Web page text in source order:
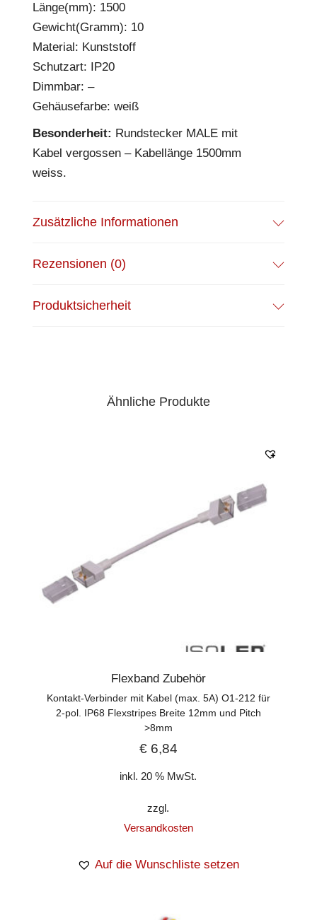
Länge(mm): 1500
Gewicht(Gramm): 10
Material: Kunststoff
Schutzart: IP20
Dimmbar: –
Gehäusefarbe: weiß
Besonderheit: Rundstecker MALE mit
Kabel vergossen – Kabellänge 1500mm
weiss.
Zusätzliche Informationen
Rezensionen (0)
Produktsicherheit
Ähnliche Produkte
Flexband Zubehör
Kontakt-Verbinder mit Kabel (max. 5A) O1-212 für
2-pol. IP68 Flexstripes Breite 12mm und Pitch
>8mm
€6,84
inkl. 20 % MwSt.
zzgl.
Versandkosten
Auf die Wunschliste setzen